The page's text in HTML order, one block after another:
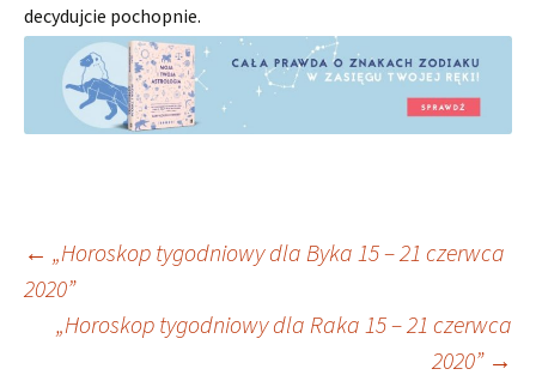
decydujcie pochopnie.
Nawigacja
wpisu
← „Horoskop tygodniowy dla Byka 15 – 21 czerwca
2020”
„Horoskop tygodniowy dla Raka 15 – 21 czerwca
2020” →